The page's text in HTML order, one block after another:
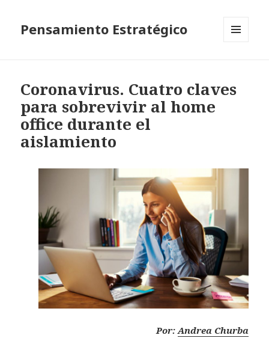
Pensamiento Estratégico
Coronavirus. Cuatro claves
para sobrevivir al home
office durante el
aislamiento
Por:Andrea Churba